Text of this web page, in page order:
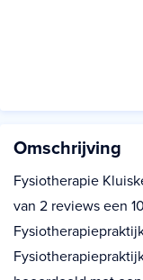
Omschrijving
Fysiotherapie
van 2 reviews een